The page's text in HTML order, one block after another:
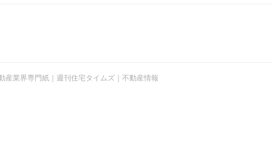
産業界専門紙｜週刊住宅タイムズ｜不動産情報